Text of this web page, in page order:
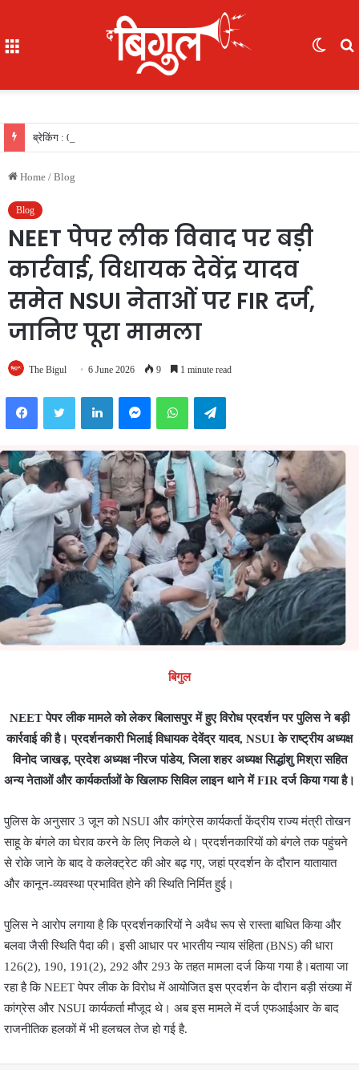
ब्रेकिंग : 05 IAS की नई पदस्थापना..देखिए सूची
Home / Blog
Blog
NEET पेपर लीक विवाद पर बड़ी
कार्रवाई, विधायक देवेंद्र यादव
समेत NSUI नेताओं पर FIR दर्ज,
जानिए पूरा मामला
The Bigul 6 June 2026 9 1 minute read
FacebookTwitter LinkedInMessengerWhatsAppTelegram
बिगुल
NEET पेपर लीक मामले को लेकर बिलासपुर में हुए विरोध प्रदर्शन पर पुलिस ने बड़ी
कार्रवाई की है। प्रदर्शनकारी भिलाई विधायक देवेंद्र यादव, NSUI के राष्ट्रीय अध्यक्ष
विनोद जाखड़, प्रदेश अध्यक्ष नीरज पांडेय, जिला शहर अध्यक्ष सिद्धांशु मिश्रा सहित
अन्य नेताओं और कार्यकर्ताओं के खिलाफ सिविल लाइन थाने में FIR दर्ज किया गया है।
पुलिस के अनुसार 3 जून को NSUI और कांग्रेस कार्यकर्ता केंद्रीय राज्य मंत्री तोखन
साहू के बंगले का घेराव करने के लिए निकले थे। प्रदर्शनकारियों को बंगले तक पहुंचने
से रोके जाने के बाद वे कलेक्ट्रेट की ओर बढ़ गए, जहां प्रदर्शन के दौरान यातायात
और कानून-व्यवस्था प्रभावित होने की स्थिति निर्मित हुई।
पुलिस ने आरोप लगाया है कि प्रदर्शनकारियों ने अवैध रूप से रास्ता बाधित किया और
बलवा जैसी स्थिति पैदा की। इसी आधार पर भारतीय न्याय संहिता (BNS) की धारा
126(2), 190, 191(2), 292 और 293 के तहत मामला दर्ज किया गया है।बताया जा
रहा है कि NEET पेपर लीक के विरोध में आयोजित इस प्रदर्शन के दौरान बड़ी संख्या में
कांग्रेस और NSUI कार्यकर्ता मौजूद थे। अब इस मामले में दर्ज एफआईआर के बाद
राजनीतिक हलकों में भी हलचल तेज हो गई है.